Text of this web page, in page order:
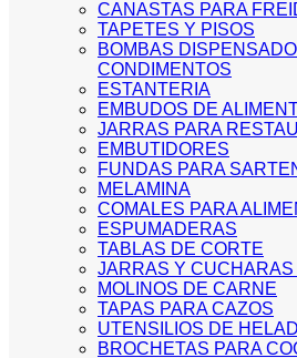
CANASTAS PARA
TAPETES Y PISOS
BOMBAS
CONDIMENTOS
ESTANTERIA
EMBUDOS DE
JARRAS PARA
EMBUTIDORES
FUNDAS PARA
MELAMINA
COMALES PARA
ESPUMADERAS
TABLAS DE CORTE
JARRAS Y
MOLINOS DE CARNE
TAPAS PARA CAZOS
UTENSILIOS DE
BROCHETAS PARA